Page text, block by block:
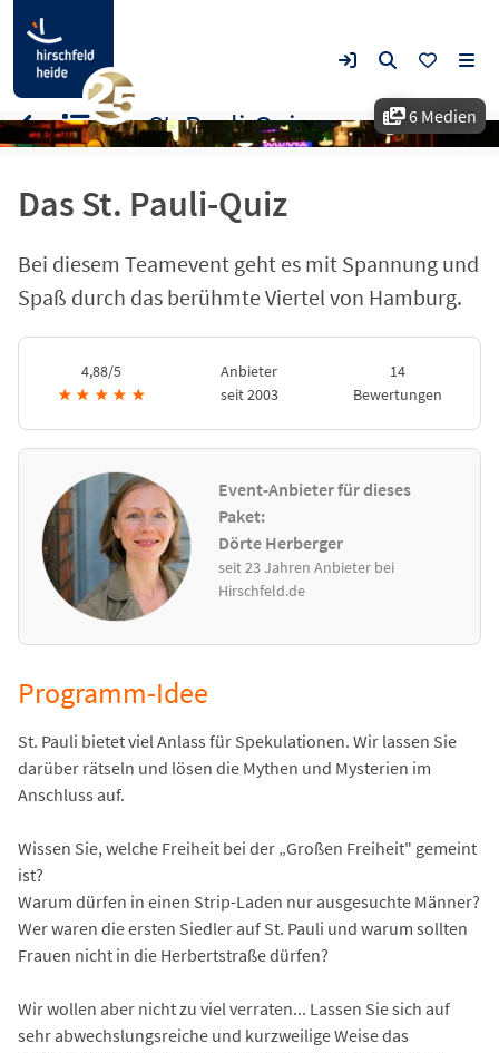
6 Medien
Das St. Pauli-Quiz
Bei diesem Teamevent geht es mit Spannung und
Spaß durch das berühmte Viertel von Hamburg.
4,88/5
★ ★ ★ ★ ★
Anbieter
seit 2003
14
Bewertungen
Event-Anbieter für dieses
Paket:
Dörte Herberger
seit 23 Jahren Anbieter bei
Hirschfeld.de
Das St. Pauli-Quiz
Programm-Idee
St. Pauli bietet viel Anlass für Spekulationen. Wir lassen Sie
darüber rätseln und lösen die Mythen und Mysterien im
Anschluss auf.
Wissen Sie, welche Freiheit bei der „Großen Freiheit" gemeint
ist?
Warum dürfen in einen Strip-Laden nur ausgesuchte Männer?
Wer waren die ersten Siedler auf St. Pauli und warum sollten
Frauen nicht in die Herbertstraße dürfen?
Wir wollen aber nicht zu viel verraten... Lassen Sie sich auf
sehr abwechslungsreiche und kurzweilige Weise das